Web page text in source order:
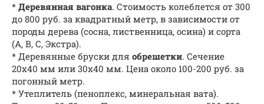
* Деревянная вагонка. Стоимость колеблется от 300
до 800 руб. за квадратный метр, в зависимости от
породы дерева (сосна, лиственница, осина) и сорта
(А, В, С, Экстра).
* Деревянные бруски для обрешетки. Сечение
20х40 мм или 30х40 мм. Цена около 100-200 руб. за
погонный метр.
* Утеплитель (пеноплекс, минеральная вата).